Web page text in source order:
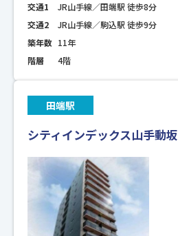
交通1
JR山手線／田端駅 徒歩8分
交通2
JR山手線／駒込駅 徒歩9分
築年数 11年
階層
4階
田端駅
シティインデックス山手動坂